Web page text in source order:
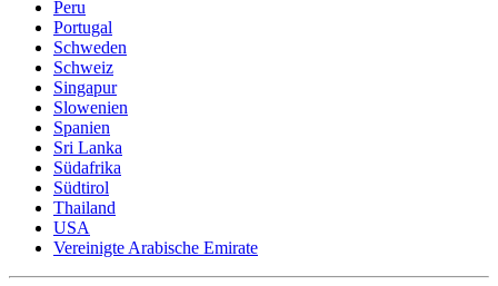
Peru
Portugal
Schweden
Schweiz
Singapur
Slowenien
Spanien
Sri Lanka
Südafrika
Südtirol
Thailand
USA
Vereinigte Arabische Emirate